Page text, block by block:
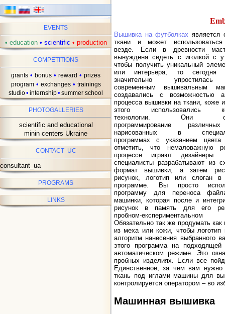
EVENTS
• education • scientific • production
COMPETITIONS
grants • bonus • reward • prizes
program • exchanges • trainings
studio• internship• summer school
PHOTOGALLERIES
scientific and educational
minin centers Ukraine
CONTACT UC
consultant_ua
PROGRAMS
LINKS
Вышивка на футболках является
ткани и может использоваться
везде. Если в древности
вынуждена сидеть с иголкой с
чтобы получить уникальный
или интерьера, то сегодня
значительно упростилась
современным вышивальным
создавались с возможностью
процесса вышивки на ткани, коже
этого использовались
технологии. Они
программирование
нарисованных в
программах с указанием
отметить, что немаловажную
процессе играют дизайнеры.
специалисты разрабатывают из
формат вышивки, а затем
рисунок, логотип или слоган в
программе. Вы просто
программу для переноса
машинки, которая после и
рисунок в память для его
пробном-
Обязательно так же продумать
из меха или кожи, чтобы
алгоритм нанесения выбранного
этого программа на
автоматическом режиме. Это
пробных изделиях. Если все
Единственное, за чем вам
ткань под иглами машины для
контролируется оператором – во
Машинная вышивка